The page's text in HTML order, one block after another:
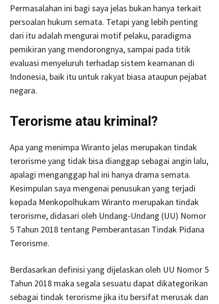
Permasalahan ini bagi saya jelas bukan hanya terkait
persoalan hukum semata. Tetapi yang lebih penting
dari itu adalah mengurai motif pelaku, paradigma
pemikiran yang mendorongnya, sampai pada titik
evaluasi menyeluruh terhadap sistem keamanan di
Indonesia, baik itu untuk rakyat biasa ataupun pejabat
negara.
Terorisme atau kriminal?
Apa yang menimpa Wiranto jelas merupakan tindak
terorisme yang tidak bisa dianggap sebagai angin lalu,
apalagi menganggap hal ini hanya drama semata.
Kesimpulan saya mengenai penusukan yang terjadi
kepada Menkopolhukam Wiranto merupakan tindak
terorisme, didasari oleh Undang-Undang (UU) Nomor
5 Tahun 2018 tentang Pemberantasan Tindak Pidana
Terorisme.
Berdasarkan definisi yang dijelaskan oleh UU Nomor 5
Tahun 2018 maka segala sesuatu dapat dikategorikan
sebagai tindak terorisme jika itu bersifat merusak dan